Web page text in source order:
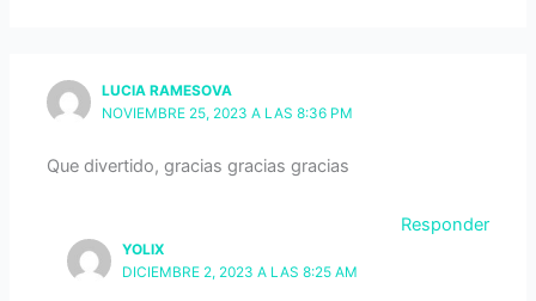
LUCIA RAMESOVA
NOVIEMBRE 25, 2023 A LAS 8:36 PM
Que divertido, gracias gracias gracias
Responder
YOLIX
DICIEMBRE 2, 2023 A LAS 8:25 AM